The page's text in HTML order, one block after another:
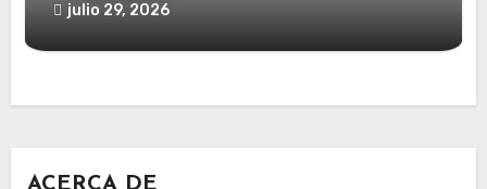
julio 29, 2026